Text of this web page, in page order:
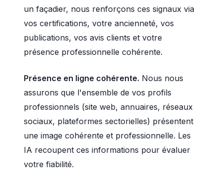
un façadier, nous renforçons ces signaux via
vos certifications, votre ancienneté, vos
publications, vos avis clients et votre
présence professionnelle cohérente.
Présence en ligne cohérente. Nous nous
assurons que l'ensemble de vos profils
professionnels (site web, annuaires, réseaux
sociaux, plateformes sectorielles) présentent
une image cohérente et professionnelle. Les
IA recoupent ces informations pour évaluer
votre fiabilité.